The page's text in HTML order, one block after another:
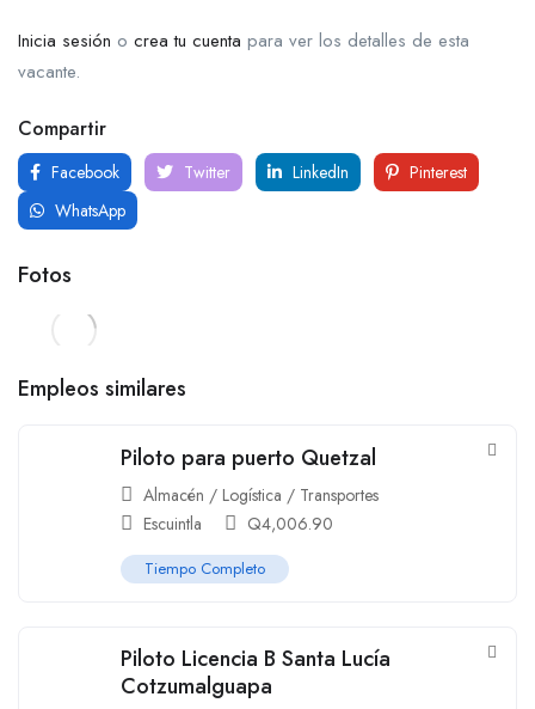
Inicia sesión o crea tu cuenta para ver los detalles de esta
vacante.
Compartir
Facebook Twitter LinkedIn
Pinterest
WhatsApp
Fotos
Empleos similares
Piloto para puerto Quetzal
Almacén / Logística / Transportes
Escuintla
Q4,006.90
Tiempo Completo
Piloto Licencia B Santa Lucía
Cotzumalguapa